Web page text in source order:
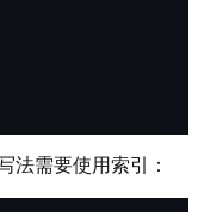
法需要使用索引：